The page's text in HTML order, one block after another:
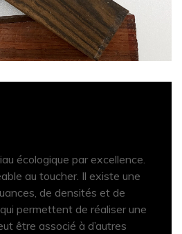
écologique par excellence.
au toucher. Il existe une
de densités et de
permettent de réaliser une
être associé à d’autres